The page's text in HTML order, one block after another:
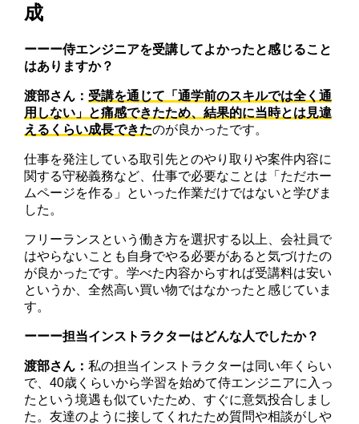
成
ーーー侍エンジニアを受講してよかったと感じること
はありますか？
渡部さん： 受講を通じて「通学前のスキルでは全く通
用しない」と痛感できたため、結果的に当時とは見違
えるくらい成長できたのが良かったです。
仕事を発注している取引先とのやり取りや案件内容に
関する守秘義務など、仕事で必要なことは「ただホー
ムページを作る」といった作業だけではないと学びま
した。
フリーランスという働き方を選択する以上、会社員で
はやらないことも自身でやる必要があると気づけたの
が良かったです。学べた内容からすれば受講料は安い
というか、全然高い買い物ではなかったと感じていま
す。
ーーー担当インストラクターはどんな人でしたか？
渡部さん：私の担当インストラクターは同い年くらい
で、40歳くらいから学習を始めて侍エンジニアに入っ
たという境遇も似ていたため、すぐに意気投合しまし
た。友達のように接してくれたため質問や相談がしや